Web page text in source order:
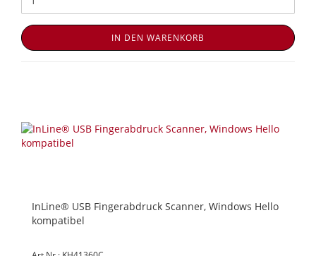
IN DEN WARENKORB
InLine® USB Fingerabdruck Scanner, Windows Hello
kompatibel